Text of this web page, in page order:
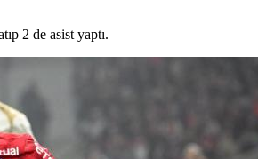
2 de asist yaptı.